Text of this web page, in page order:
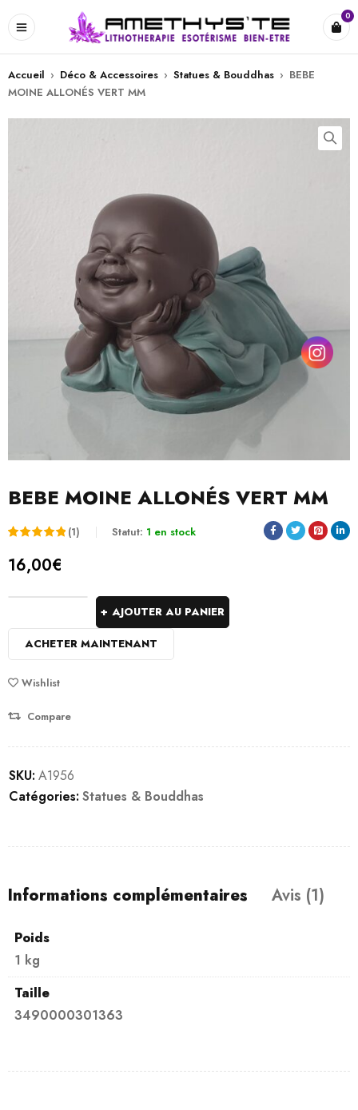
0
Accueil › Déco & Accessoires › Statues & Bouddhas › BEBE
MOINE ALLONÉS VERT MM
BEBE MOINE ALLONÉS VERT MM
basé
notation
(1) Statut: 1 en stock
16,00€
AJOUTER AU PANIER
ACHETER MAINTENANT
Wishlist
Compare
SKU: A1956
Catégories: Statues & Bouddhas
Informations complémentaires Avis (1)
Poids
1 kg
Taille
3490000301363